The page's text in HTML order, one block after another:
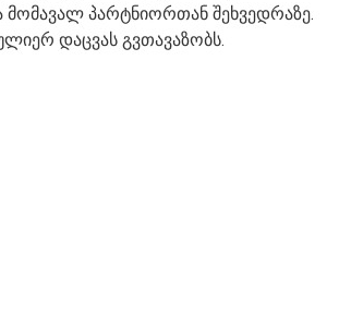
პარტნიორთან შეხვედრაზე.
დაცვას გვთავაზობს.